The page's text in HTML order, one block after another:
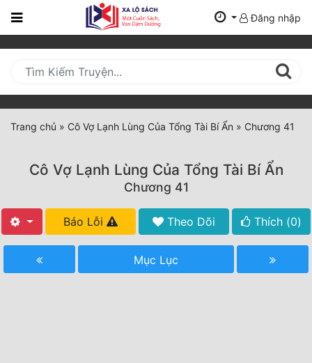
Trang
Mới
Cập
Nhật
(current)
Tất Cả
Đăng nhập
Trang chủ » Cô Vợ Lạnh Lùng Của Tổng Tài Bí Ẩn » Chương 41
Cô Vợ Lạnh Lùng Của Tổng Tài Bí Ẩn
Chương 41
Báo Lỗi Theo Dõi Thích (0)
Mục Lục